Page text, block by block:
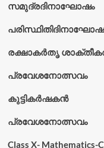
സമുദ്രദിനാഘോഷം
രക്ഷാകർതൃ
പ്രവേശനോത്സവം
കുട്ടികര്‍ഷകന്‍
പ്രവേശനോത്സവം
Class X- Mathematics-